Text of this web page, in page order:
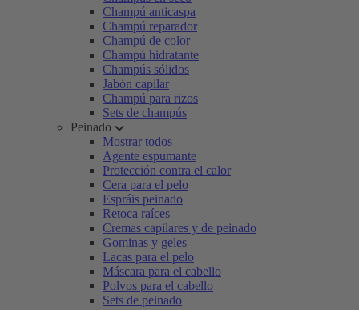
Champú anticaspa
Champú reparador
Champú de color
Champú hidratante
Champús sólidos
Jabón capilar
Champú para rizos
Sets de champús
Peinado
Mostrar todos
Agente espumante
Protección contra el calor
Cera para el pelo
Espráis peinado
Retoca raíces
Cremas capilares y de peinado
Gominas y geles
Lacas para el pelo
Máscara para el cabello
Polvos para el cabello
Sets de peinado